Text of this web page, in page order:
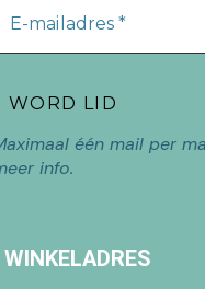
één mail per
info.
WINKELADRES